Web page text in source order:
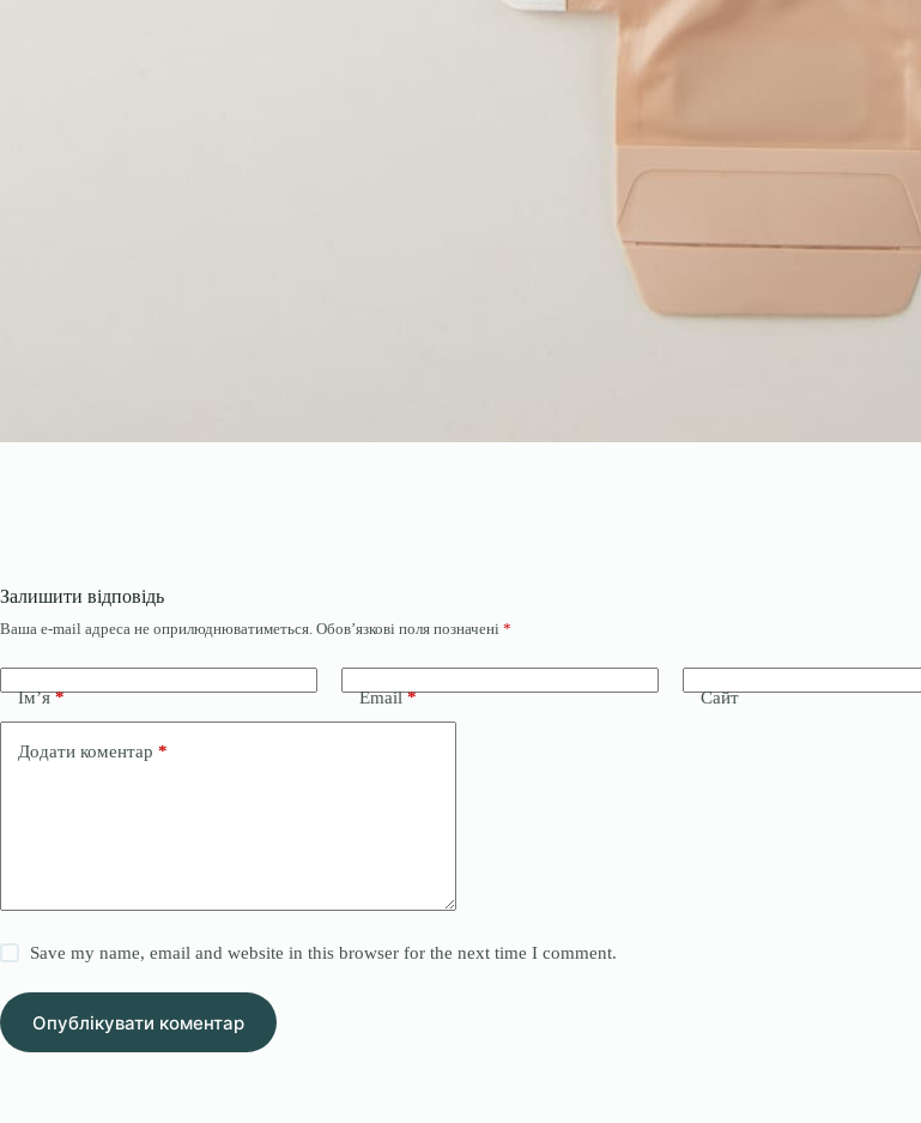
Залишити відповідь
Ваша e-mail адреса не оприлюднюватиметься. Обов’язкові поля позначені *
Ім’я* Email* Сайт
Додати коментар *
Save my name, email and website in this browser for the next time I comment.
Опублікувати коментар